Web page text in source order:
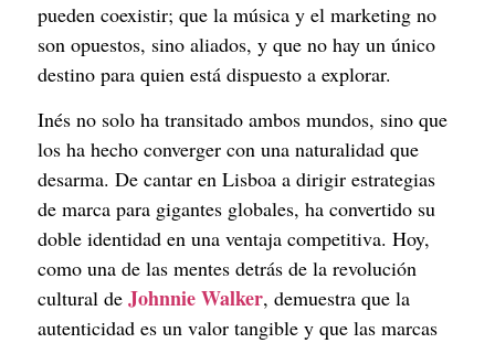
pueden coexistir; que la música y el marketing no
son opuestos, sino aliados, y que no hay un único
destino para quien está dispuesto a explorar.
Inés no solo ha transitado ambos mundos, sino que
los ha hecho converger con una naturalidad que
desarma. De cantar en Lisboa a dirigir estrategias
de marca para gigantes globales, ha convertido su
doble identidad en una ventaja competitiva. Hoy,
como una de las mentes detrás de la revolución
cultural de Johnnie Walker, demuestra que la
autenticidad es un valor tangible y que las marcas